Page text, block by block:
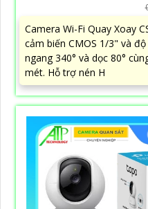
Camera Wi-Fi Quay Xoay
cảm biến CMOS 1/3" và
ngang 340° và dọc 80°
mét. Hỗ trợ nén H